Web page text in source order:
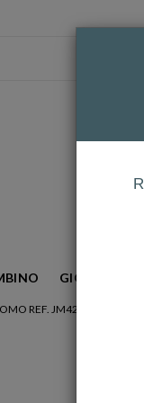
GIOIELLERIA
REF. JM420ATI01